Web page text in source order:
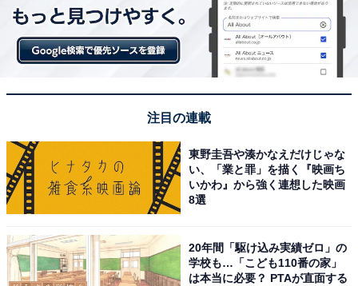
注目の連載
東野圭吾や湊かなえだけじゃな
い、「業と罪」を描く『映画ち
いかわ』から強く連想した映画
8選
20年間「駆け込み実績ゼロ」の
学校も…「こども110番の家」
は本当に必要？ PTAが直面する